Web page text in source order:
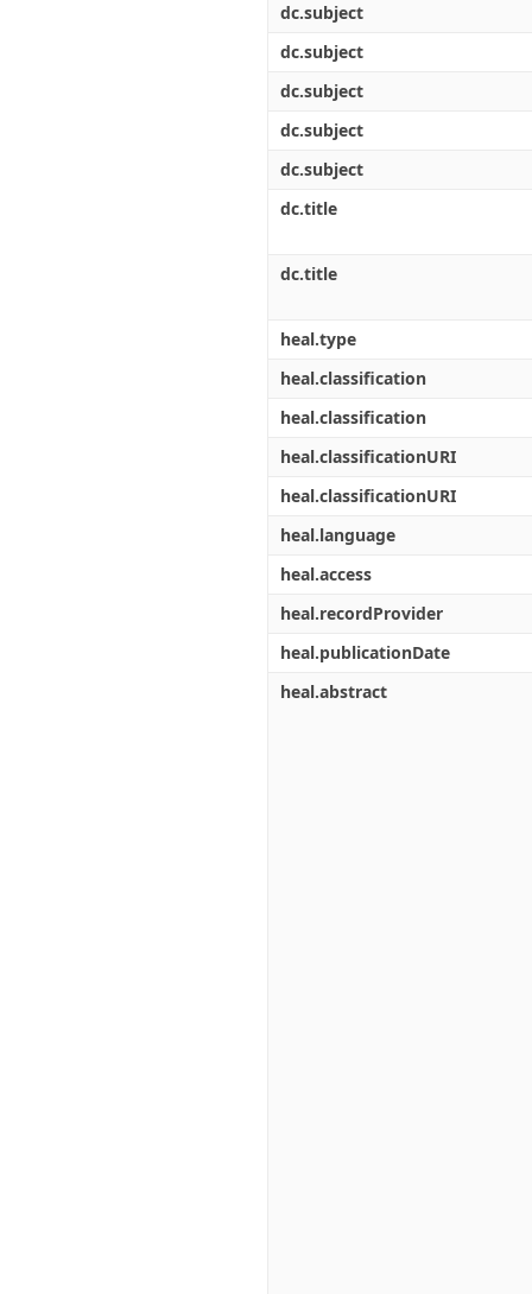
dc.subject
dc.subject
dc.subject
dc.subject
dc.subject
dc.title
dc.title
heal.type
heal.classification
heal.classification
heal.classificationURI
heal.classificationURI
heal.language
heal.access
heal.recordProvider
heal.publicationDate
heal.abstract